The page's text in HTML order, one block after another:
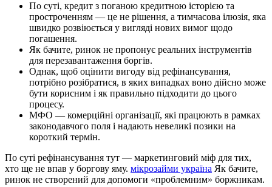
По суті, кредит з поганою кредитною історією та
простроченням — це не рішення, а тимчасова ілюзія, яка
швидко розвіюється у вигляді нових вимог щодо
погашення.
Як бачите, ринок не пропонує реальних інструментів
для перезавантаження боргів.
Однак, щоб оцінити вигоду від рефінансування,
потрібно розібратися, в яких випадках воно дійсно може
бути корисним і як правильно підходити до цього
процесу.
МФО — комерційні організації, які працюють в рамках
законодавчого поля і надають невеликі позики на
короткий термін.
По суті рефінансування тут — маркетинговий міф для тих,
хто ще не впав у боргову яму. мікрозайми україна Як бачите,
ринок не створений для допомоги «проблемним» боржникам.